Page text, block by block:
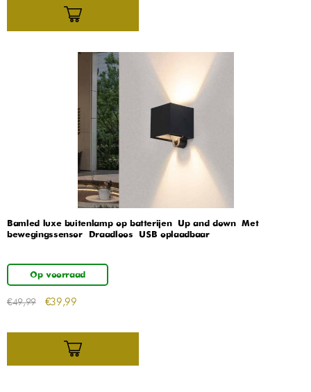
Bamled luxe buitenlamp op batterijen – Up and down – Met
bewegingssensor – Draadloos – USB oplaadbaar
Op voorraad
€49,99 €39,99